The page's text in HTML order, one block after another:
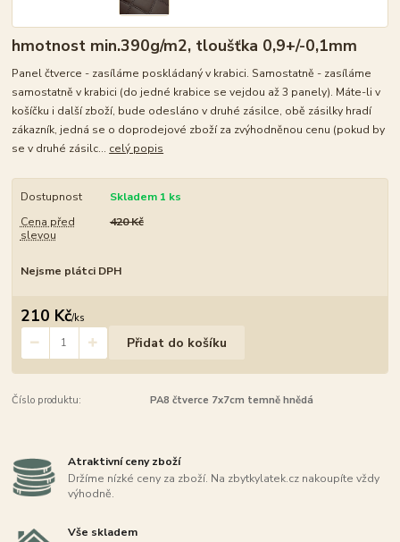
hmotnost min.390g/m2, tloušťka 0,9+/-0,1mm
Panel čtverce - zasíláme poskládaný v krabici. Samostatně - zasíláme
samostatně v krabici (do jedné krabice se vejdou až 3 panely). Máte-li v
košíčku i další zboží, bude odesláno v druhé zásilce, obě zásilky hradí
zákazník, jedná se o doprodejové zboží za zvýhodněnou cenu (pokud by
se v druhé zásilc... celý popis
Dostupnost
Skladem 1 ks
Cena před
slevou
420 Kč
Nejsme plátci DPH
210 Kč/ks
Přidat do košíku
Číslo produktu: PA8 čtverce 7x7cm temně hnědá
Atraktivní ceny zboží
Držíme nízké ceny za zboží. Na zbytkylatek.cz nakoupíte vždy
výhodně.
Vše skladem